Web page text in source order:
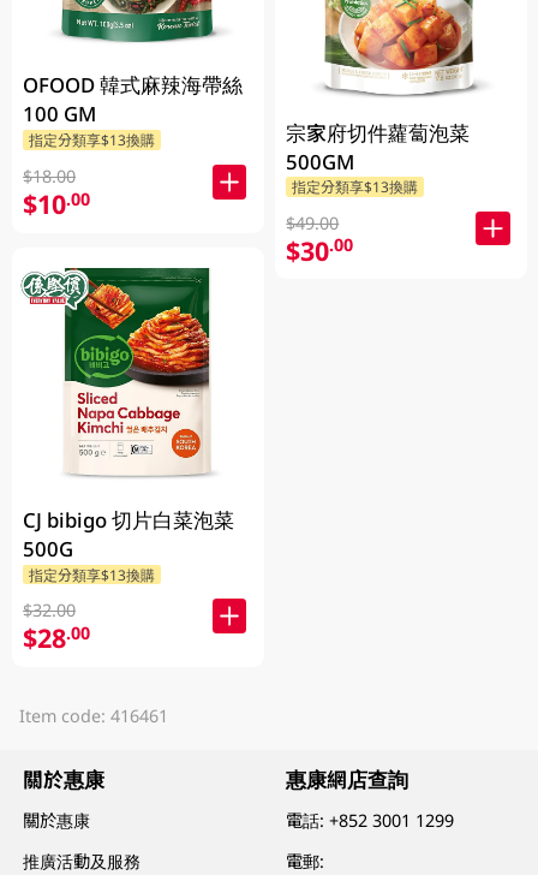
OFOOD 韓式麻辣海帶絲
100 GM
指定分類享$13換購
$18.00
$10.00
CJ bibigo 切片白菜泡菜
500G
指定分類享$13換購
$32.00
$28.00
宗家府切件蘿蔔泡菜
500GM
指定分類享$13換購
$49.00
$30.00
Item code: 416461
關於惠康
關於惠康
推廣活動及服務
惠康網店查詢
電話:+852 3001 1299
電郵: